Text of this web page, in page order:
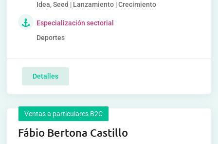
Idea, Seed | Lanzamiento | Crecimiento
Especialización sectorial
Deportes
Detalles
Ventas a particulares B2C
Fábio Bertona Castillo